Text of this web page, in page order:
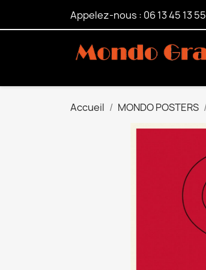
Appelez-nous : 06 13 45 13 55
Accueil MONDO POSTERS